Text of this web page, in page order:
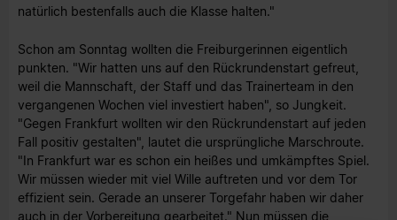
natürlich bestenfalls auch die Klasse halten."
Schon am Sonntag wollten die Freiburgerinnen eigentlich
punkten. "Wir hatten uns auf den Rückrundenstart gefreut,
weil die Mannschaft, der Staff und das Trainerteam in den
vergangenen Wochen viel investiert haben", so Jungkeit.
"Gegen Frankfurt wollten wir den Rückrundenstart auf jeden
Fall positiv gestalten", lautet die ursprüngliche Marschroute.
"In Frankfurt war es schon ein heißes und umkämpftes Spiel.
Wir müssen wieder mit viel Wille auftreten und vor dem Tor
effizient sein. Gerade an unserer Torgefahr haben wir daher
auch in der Vorbereitung gearbeitet." Nun müssen die